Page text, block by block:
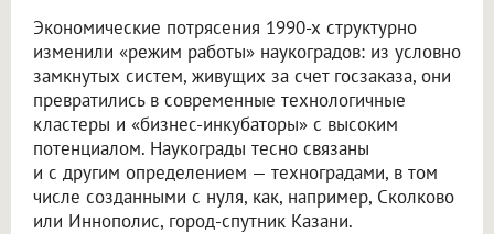
Экономические потрясения 1990-х структурно
изменили «режим работы» наукоградов: из условно
замкнутых систем, живущих за счет госзаказа, они
превратились в современные технологичные
кластеры и «бизнес-инкубаторы» с высоким
потенциалом. Наукограды тесно связаны
и с другим определением — техноградами, в том
числе созданными с нуля, как, например, Сколково
или Иннополис, город-спутник Казани.